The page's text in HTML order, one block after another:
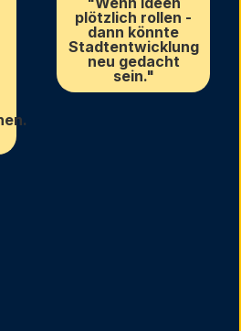
plötzlich rollen -
dann könnte
Stadtentwicklung
neu gedacht
sein."